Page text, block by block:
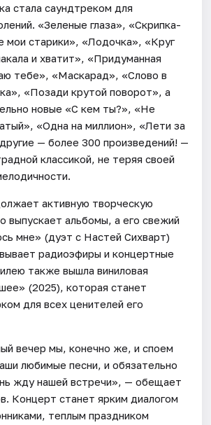
стала саундтреком для
«Зеленые глаза», «Скрипка-
мои старики», «Лодочка», «Круг
и хватит», «Придуманная
тебе», «Маскарад», «Слово в
«Позади крутой поворот», а
новые «С кем ты?», «Не
«Одна на миллион», «Лети за
— более 300 произведений! —
классикой, не теряя своей
активную творческую
выпускает альбомы, а его свежий
мне» (дуэт с Настей Сихварт)
радиоэфиры и концертные
также вышла виниловая
(2025), которая станет
для всех ценителей его
вечер мы, конечно же, и споем
любимые песни, и обязательно
жду нашей встречи», — обещает
Концерт станет ярким диалогом
теплым праздником